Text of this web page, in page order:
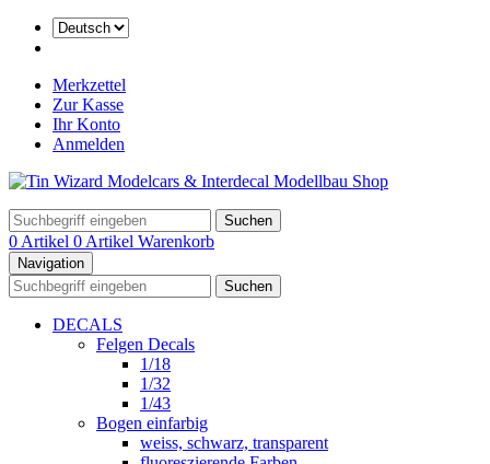
Merkzettel
Zur Kasse
Ihr Konto
Anmelden
Suchen
0 Artikel 0 Artikel Warenkorb
Navigation
Suchen
DECALS
Felgen Decals
1/18
1/32
1/43
Bogen einfarbig
weiss, schwarz, transparent